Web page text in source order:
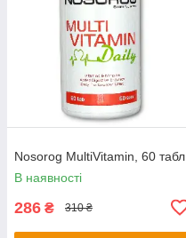
Nosorog MultiVitamin, 60 табл
В наявності
286 ₴ 310 ₴